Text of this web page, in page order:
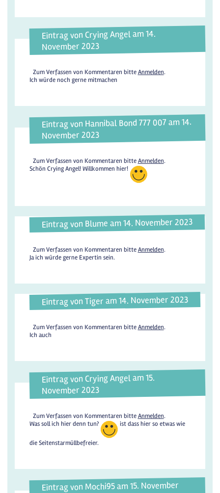
Eintrag von Crying Angel am 14.
November 2023
Zum Verfassen von Kommentaren bitteAnmelden.
Ich würde noch gerne mitmachen
Eintrag von Hannibal Bond 777 007 am 14.
November 2023
Zum Verfassen von Kommentaren bitteAnmelden.
Schön Crying Angel! Willkommen hier!
Eintrag von Blume am 14. November 2023
Zum Verfassen von Kommentaren bitteAnmelden.
Ja ich würde gerne Expertin sein.
Eintrag von Tiger am 14. November 2023
Zum Verfassen von Kommentaren bitteAnmelden.
Ich auch
Eintrag von Crying Angel am 15.
November 2023
Zum Verfassen von Kommentaren bitteAnmelden.
Was soll ich hier denn tun?
ist dass hier so etwas wie
die Seitenstarmüllbefreier.
Eintrag von Mochi95 am 15. November